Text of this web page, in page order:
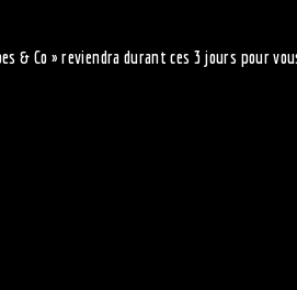
& Co » reviendra durant ces 3 jours pour